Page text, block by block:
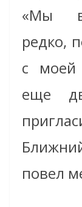
«Мы
редко,
с моей
еще
повел